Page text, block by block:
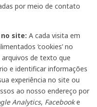
por meio de contato
site: A cada visita em
‘cookies’ no
de texto que
e identificar informações
experiência no site ou
ao nosso endereço por
Analytics, Facebooke